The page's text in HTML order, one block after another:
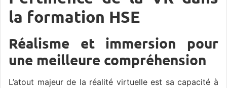
la formation HSE
Réalisme et immersion pour
une meilleure compréhension
L’atout majeur de la réalité virtuelle est sa capacité à